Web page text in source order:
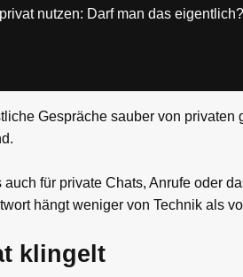
nutzen: Darf man das eigentlich?
Gespräche sauber von privaten
für private Chats, Anrufe oder
hängt weniger von Technik als
klingelt